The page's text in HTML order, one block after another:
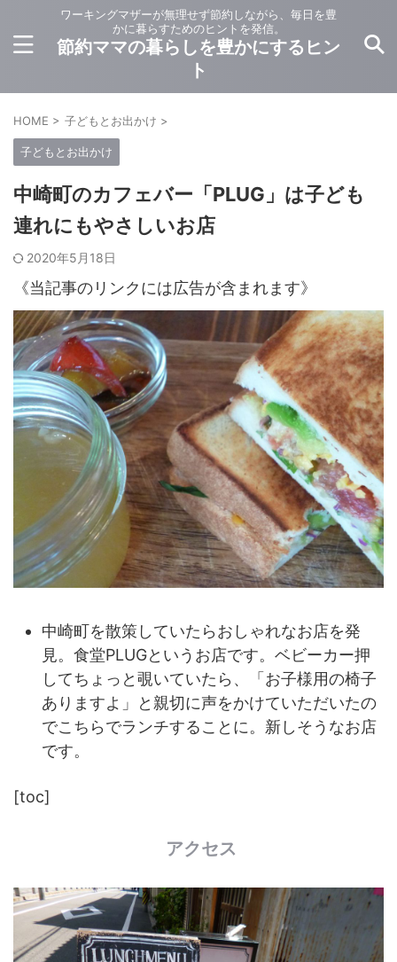
ワーキングマザーが無理せず節約しながら、毎日を豊
かに暮らすためのヒントを発信。
節約ママの暮らしを豊かにするヒン
ト
HOME > 子どもとお出かけ >
子どもとお出かけ
中崎町のカフェバー「PLUG」は子ども
連れにもやさしいお店
2020年5月18日
《当記事のリンクには広告が含まれます》
中崎町を散策していたらおしゃれなお店を発
見。食堂PLUGというお店です。ベビーカー押
してちょっと覗いていたら、「お子様用の椅子
ありますよ」と親切に声をかけていただいたの
でこちらでランチすることに。新しそうなお店
です。
[toc]
アクセス